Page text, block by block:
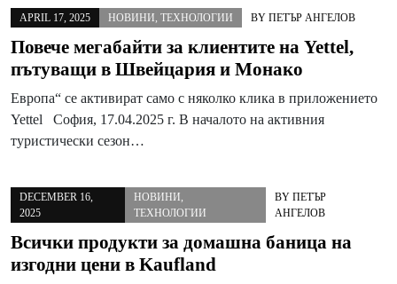
APRIL 17, 2025 НОВИНИ ТЕХНОЛОГИИ BY ПЕТЪР АНГЕЛОВ
Повече мегабайти за клиентите на Yettel,
пътуващи в Швейцария и Монако
Европа“ се активират само с няколко клика в приложението
Yettel София, 17.04.2025 г. В началото на активния
туристически сезон…
DECEMBER 16,
2025
НОВИНИ
ТЕХНОЛОГИИ
BY ПЕТЪР
АНГЕЛОВ
Всички продукти за домашна баница на
изгодни цени в Kaufland